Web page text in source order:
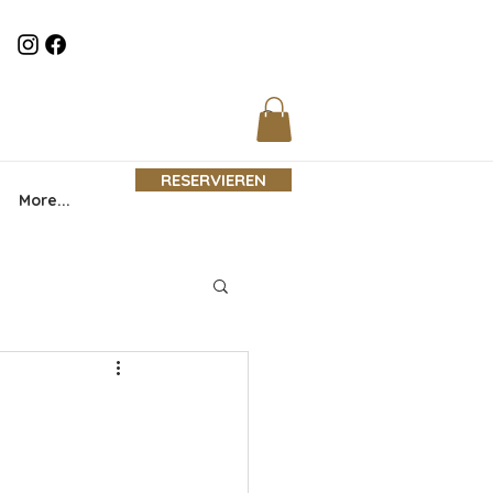
More...
RESERVIEREN